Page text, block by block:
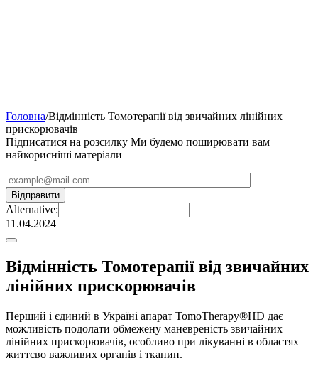
Головна/Відмінність Томотерапії від звичайних лінійних
прискорювачів
Підписатися на розсилку Ми будемо поширювати вам
найкорисніші матеріали
Alternative:
11.04.2024
Відмінність Томотерапії від звичайних
лінійних прискорювачів
Перший і єдиний в Україні апарат TomoTherapy®HD дає
можливість подолати обмежену маневреність звичайних
лінійних прискорювачів, особливо при лікуванні в областях
життєво важливих органів і тканин.